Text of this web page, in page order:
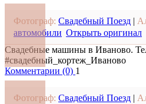
Фотограф: Свадебный Поезд |
автомобили Открыть оригинал
Свадебные машины в Иваново.
#свадебный_кортеж_Иваново
Комментарии (0) 1
Фотограф: Свадебный Поезд |